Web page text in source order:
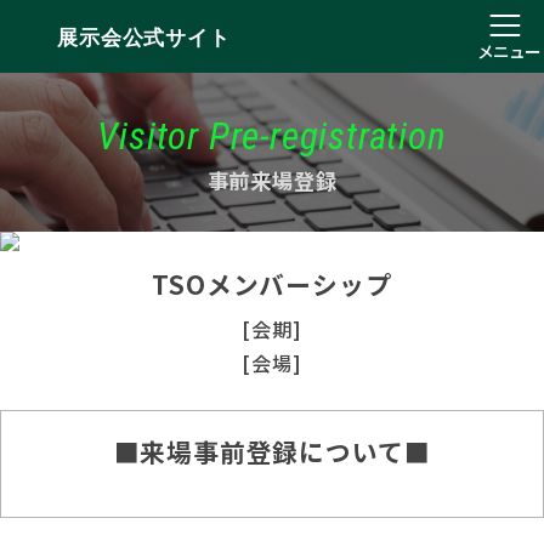
展示会公式サイト
メニュー
Visitor Pre-registration
事前来場登録
TSOメンバーシップ
[会期]
[会場]
■来場事前登録について■